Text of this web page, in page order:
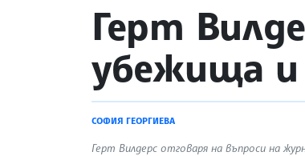
site.bta
Герт
убежища и
СОФИЯ ГЕОРГИЕВА
Герт Вилдерс отговаря на въпроси на